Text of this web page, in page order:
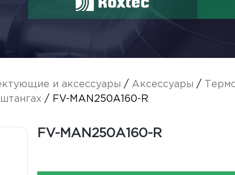
и аксессуары / Аксессуары /
/ FV-MAN250А160-R
FV-MAN250А160-R